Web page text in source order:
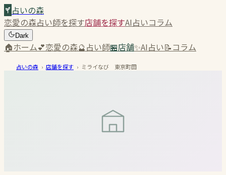
占いの森
恋愛の森占い師を探す店舗を探すAI占いコラム
Dark
🏠ホーム💕恋愛の森🔮占い師🏪店舗✨AI占い📝コラム
占いの森 › 店舗を探す › ミライなび 東京町田